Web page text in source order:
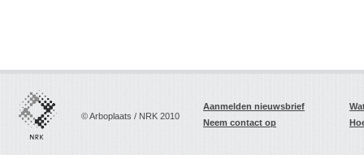
© Arboplaats / NRK 2010
Aanmelden nieuwsbrief
Neem contact op